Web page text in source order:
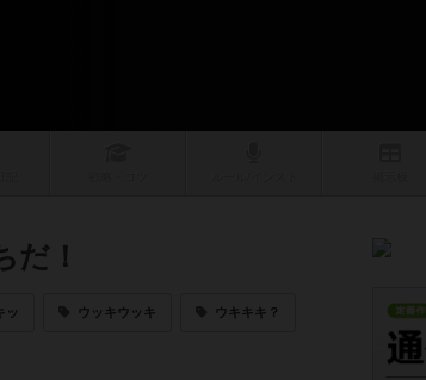
だ！
ッ ウッキウッキ ウキキキ？